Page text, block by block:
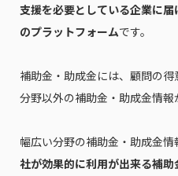
支援を必要としている企業に
のプラットフォームです。
補助金・助成金には、顧問の
分野以外の補助金・助成金情報
幅広い分野の補助金・助成金情
社が効果的に利用が出来る補